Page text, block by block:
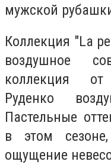
мужской
Коллекция "La
воздушное
коллекция
Руденко
Пастельные
в этом
ощущение